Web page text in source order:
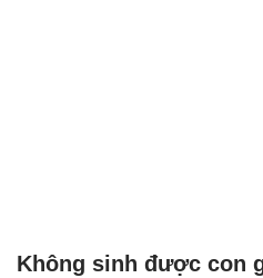
Không sinh được con